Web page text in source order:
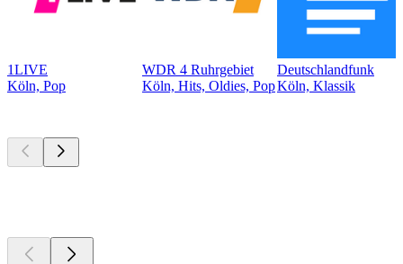
1LIVE
Köln, Pop
WDR 4 Ruhrgebiet
Köln, Hits, Oldies, Pop
Deutschlandfunk
Köln, Klassik